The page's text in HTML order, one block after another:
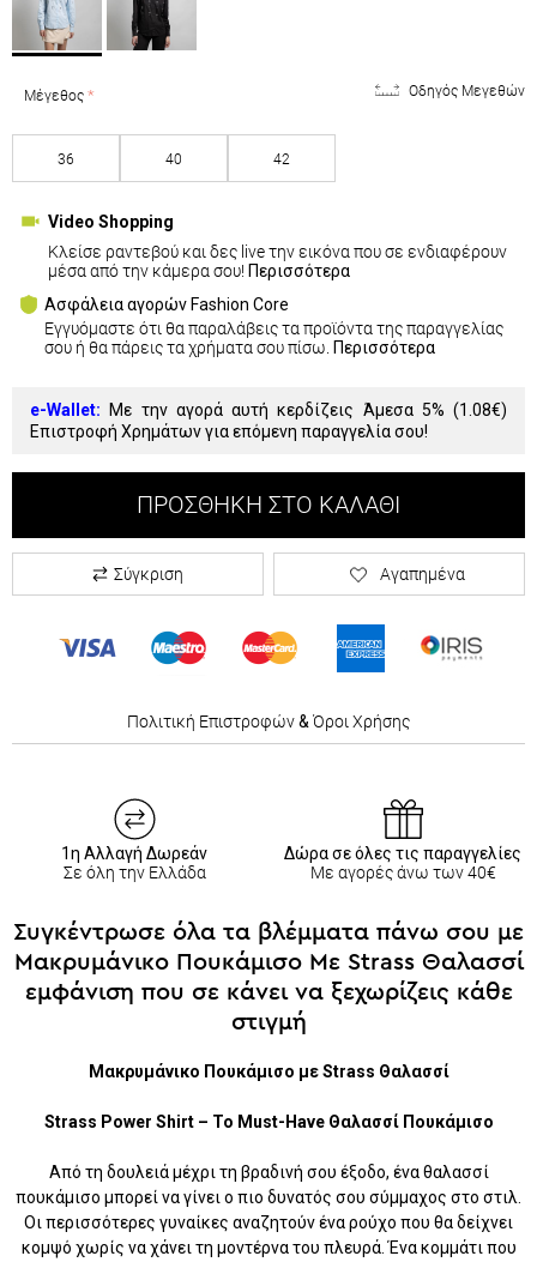
Οδηγός Μεγεθών
Μέγεθος
36 40 42
Video Shopping
Κλείσε ραντεβού και δες live την εικόνα που σε ενδιαφέρουν
μέσα από την κάμερα σου! Περισσότερα
Ασφάλεια αγορών Fashion Core
Εγγυόμαστε ότι θα παραλάβεις τα προϊόντα της παραγγελίας
σου ή θα πάρεις τα χρήματα σου πίσω. Περισσότερα
e-Wallet: Με την αγορά αυτή κερδίζεις Άμεσα 5% (1.08€)
Επιστροφή Χρημάτων για επόμενη παραγγελία σου!
ΠΡΟΣΘΉΚΗ ΣΤΟ ΚΑΛΆΘΙ
Σύγκριση Αγαπημένα
Πολιτική Επιστροφών& Όροι Χρήσης
1η Αλλαγή Δωρεάν
Σε όλη την Ελλάδα
Δώρα σε όλες τις παραγγελίες
Με αγορές άνω των 40€
Συγκέντρωσε όλα τα βλέμματα πάνω σου με
Μακρυμάνικο Πουκάμισο Με Strass Θαλασσί
εμφάνιση που σε κάνει να ξεχωρίζεις κάθε
στιγμή
Μακρυμάνικο Πουκάμισο με Strass Θαλασσί
Strass Power Shirt – Το Must-Have Θαλασσί Πουκάμισο
Από τη δουλειά μέχρι τη βραδινή σου έξοδο, ένα θαλασσί
πουκάμισο μπορεί να γίνει ο πιο δυνατός σου σύμμαχος στο στιλ.
Οι περισσότερες γυναίκες αναζητούν ένα ρούχο που θα δείχνει
κομψό χωρίς να χάνει τη μοντέρνα του πλευρά. Ένα κομμάτι που